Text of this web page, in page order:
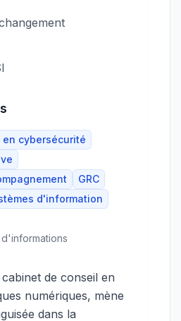
cybersécurité
GRC
d'information
d'informations
cabinet de conseil en
numériques, mène
dans la